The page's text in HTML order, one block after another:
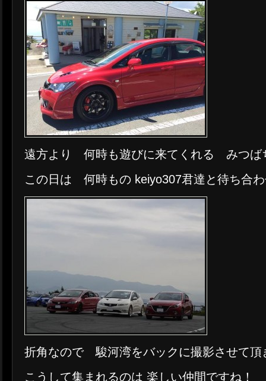
遠方より 何時も遊びに来てくれる みつば
この日は 何時もの keiyo307君達と待ち合
折角なので 駿河湾をバックに撮影させて頂
こうして集まれるのは 楽しい仲間ですね！